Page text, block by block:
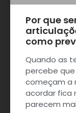
Por que
como
Quando as
percebe que
começam a
acordar fica
parecem